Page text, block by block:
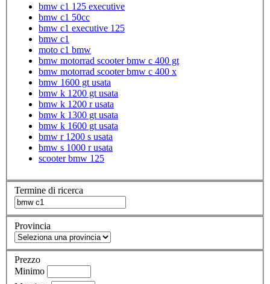
bmw c1 125 executive
bmw c1 50cc
bmw c1 executive 125
bmw c1
moto c1 bmw
bmw motorrad scooter bmw c 400 gt
bmw motorrad scooter bmw c 400 x
bmw 1600 gt usata
bmw k 1200 gt usata
bmw k 1200 r usata
bmw k 1300 gt usata
bmw k 1600 gt usata
bmw r 1200 s usata
bmw s 1000 r usata
scooter bmw 125
Termine di ricerca
Provincia
Prezzo
Minimo